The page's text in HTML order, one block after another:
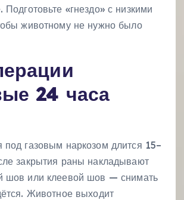
«гнездо» с низкими
животному не нужно было
24 часа
под газовым наркозом длится 15–
закрытия раны накладывают
шов или клеевой шов — снимать
Животное выходит